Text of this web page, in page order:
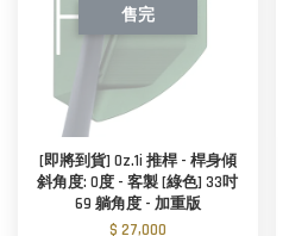
售完
[即將到貨] Oz.1i 推桿 - 桿身傾
斜角度: 0度 - 客製 [綠色] 33吋
69 躺角度 - 加重版
$ 27,000